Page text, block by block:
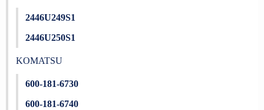
2446U249S1
2446U250S1
KOMATSU
600-181-6730
600-181-6740